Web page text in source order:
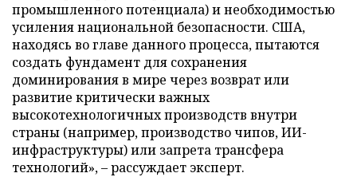
промышленного потенциала) и необходимостью
усиления национальной безопасности. США,
находясь во главе данного процесса, пытаются
создать фундамент для сохранения
доминирования в мире через возврат или
развитие критически важных
высокотехнологичных производств внутри
страны (например, производство чипов, ИИ-
инфраструктуры) или запрета трансфера
технологий», – рассуждает эксперт.